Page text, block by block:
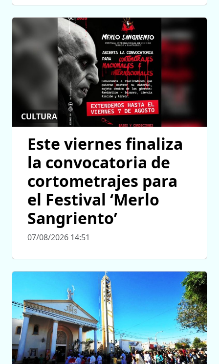
CULTURA
Este viernes finaliza
la convocatoria de
cortometrajes para
el Festival ‘Merlo
Sangriento’
07/08/2026 14:51